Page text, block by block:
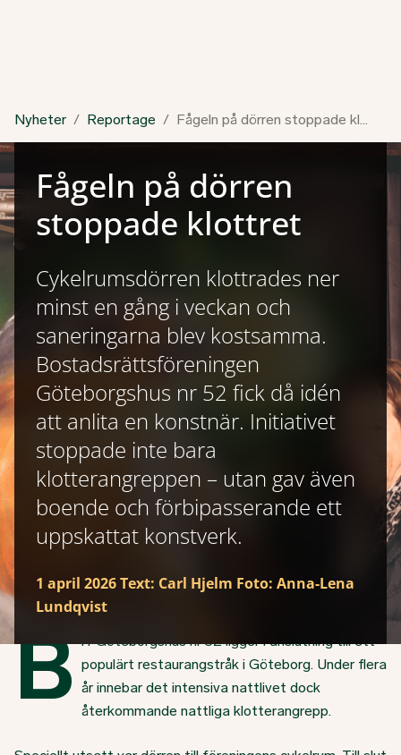
Nyheter Reportage Fågeln på dörren stoppade klottret
Fågeln på dörren
stoppade klottret
Cykelrumsdörren klottrades ner
minst en gång i veckan och
saneringarna blev kostsamma.
Bostadsrättsföreningen
Göteborgshus nr 52 fick då idén
att anlita en konstnär. Initiativet
stoppade inte bara
klotterangreppen – utan gav även
boende och förbipasserande ett
uppskattat konstverk.
1 april 2026Text: Carl Hjelm Foto: Anna-Lena
Lundqvist
B rf Göteborgshus nr 52 ligger i anslutning till ett
populärt restaurangstråk i Göteborg. Under flera
år innebar det intensiva nattlivet dock
återkommande nattliga klotterangrepp.